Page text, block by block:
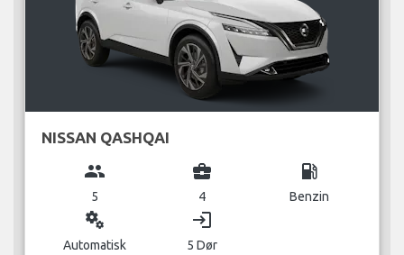
NISSAN QASHQAI
group
5
business_center
4
local_gas_station
Benzin
miscellaneous_services
Automatisk
login
5 Dør